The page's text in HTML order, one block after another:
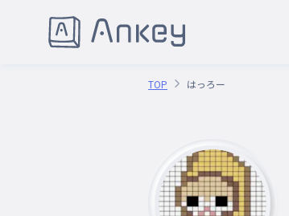
TOP はっろー